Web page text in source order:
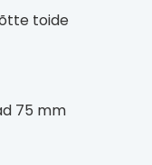
toide
75 mm